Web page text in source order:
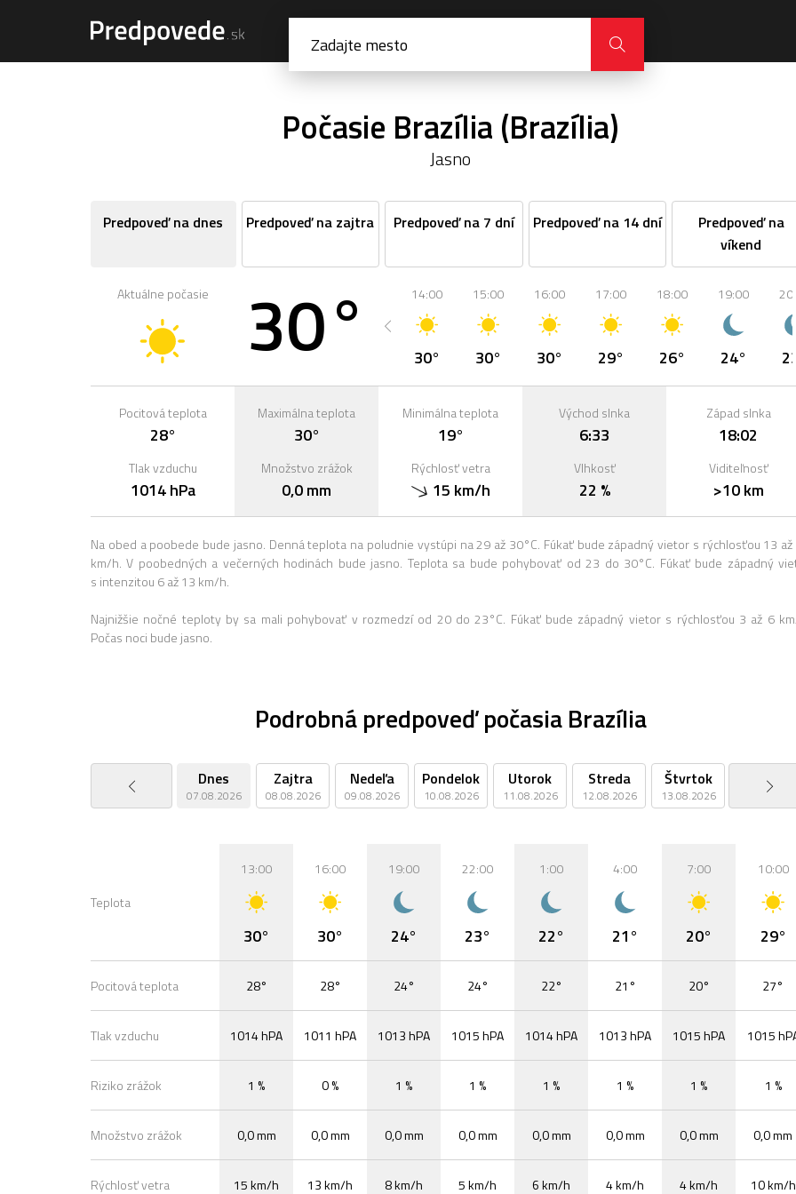
Počasie Brazília (Brazília)
Jasno
Predpoveď na dnes Predpoveď na zajtra Predpoveď na 7 dní Predpoveď na 14 dní
Predpoveď na
víkend
Aktuálne počasie 30° 14:00
30°
15:00
30°
16:00
30°
17:00
29°
18:00
26°
19:00
24°
Pocitová teplota
28°
Tlak vzduchu
1014 hPa
Maximálna teplota
30°
Množstvo zrážok
0,0 mm
Minimálna teplota
19°
Rýchlosť vetra
15 km/h
Východ slnka
6:33
Vlhkosť
22 %
Západ slnka
18:02
Viditeľnosť
>10 km
Na obed a poobede bude jasno. Denná teplota na poludnie vystúpi na 29 až 30°C. Fúkať bude západný vietor s rýchlosťou 13
km/h. V poobedných a večerných hodinách bude jasno. Teplota sa bude pohybovať od 23 do 30°C. Fúkať bude západný
s intenzitou 6 až 13 km/h.
Najnižšie nočné teploty by sa mali pohybovať v rozmedzí od 20 do 23°C. Fúkať bude západný vietor s rýchlosťou 3 až 6
Počas noci bude jasno.
Podrobná predpoveď počasia Brazília
Dnes
07.08.2026
Zajtra
08.08.2026
Nedeľa
09.08.2026
Pondelok
10.08.2026
Utorok
11.08.2026
Streda
12.08.2026
Štvrtok
13.08.2026
Piatok
14.08.2026
Teplota
Pocitová teplota
Tlak vzduchu
Riziko zrážok
Množstvo zrážok
Rýchlosť vetra
13:00
30°
28°
1014 hPA
1 %
0,0 mm
15 km/h
16:00
30°
28°
1011 hPA
0 %
0,0 mm
13 km/h
19:00
24°
24°
1013 hPA
1 %
0,0 mm
8 km/h
22:00
23°
24°
1015 hPA
1 %
0,0 mm
5 km/h
1:00
22°
22°
1014 hPA
1 %
0,0 mm
6 km/h
4:00
21°
21°
1013 hPA
1 %
0,0 mm
4 km/h
7:00
20°
20°
1015 hPA
1 %
0,0 mm
4 km/h
10:00
29°
27°
1015
1 %
0,0 mm
10 km/h